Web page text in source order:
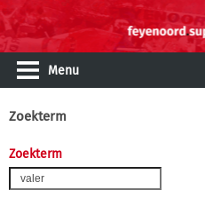
Menu
Zoekterm
Zoekterm